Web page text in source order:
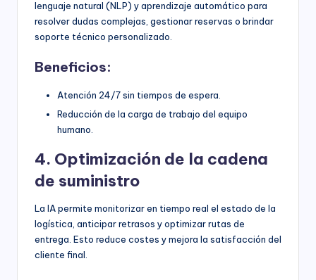
lenguaje natural (NLP) y aprendizaje automático para
resolver dudas complejas, gestionar reservas o brindar
soporte técnico personalizado.
Beneficios:
Atención 24/7 sin tiempos de espera.
Reducción de la carga de trabajo del equipo
humano.
4. Optimización de la cadena
de suministro
La IA permite monitorizar en tiempo real el estado de la
logística, anticipar retrasos y optimizar rutas de
entrega. Esto reduce costes y mejora la satisfacción del
cliente final.